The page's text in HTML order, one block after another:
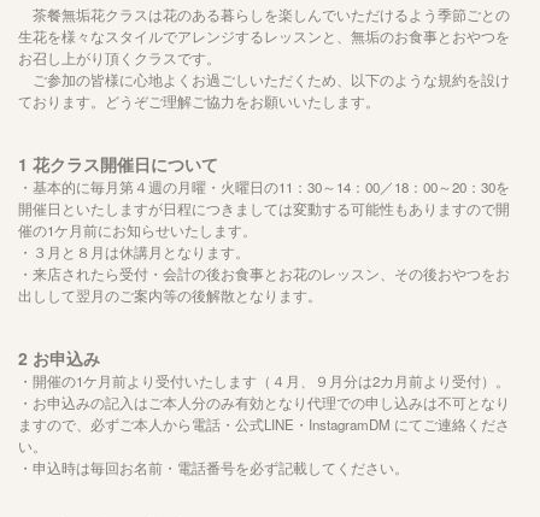
茶餐無垢花クラスは花のある暮らしを楽しんでいただけるよう季節ごとの
生花を様々なスタイルでアレンジするレッスンと、無垢のお食事とおやつを
お召し上がり頂くクラスです。
ご参加の皆様に心地よくお過ごしいただくため、以下のような規約を設け
ております。どうぞご理解ご協力をお願いいたします。
1 花クラス開催日について
・基本的に毎月第４週の月曜・火曜日の11 ： 30～14 ： 00／18 ： 00～20 ： 30を
開催日といたしますが日程につきましては変動する可能性もありますので開
催の1ケ月前にお知らせいたします。
・３月と８月は休講月となります。
・来店されたら受付・会計の後お食事とお花のレッスン、その後おやつをお
出しして翌月のご案内等の後解散となります。
2 お申込み
・開催の1ケ月前より受付いたします（４月、９月分は2カ月前より受付）。
・お申込みの記入はご本人分のみ有効となり代理での申し込みは不可となり
ますので、必ずご本人から電話・公式LINE ・ InstagramDM にてご連絡くださ
い。
・申込時は毎回お名前・電話番号を必ず記載してください。